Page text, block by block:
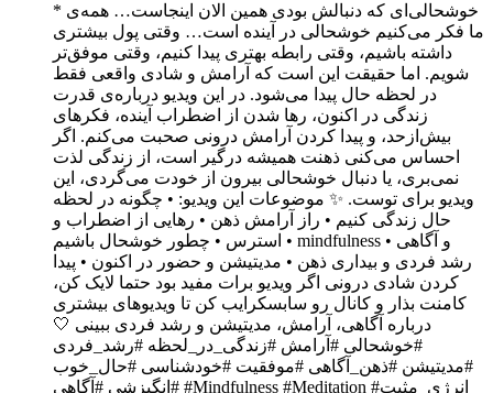
* خوشحالی‌ای که دنبالش بودی همین الان اینجاست… همه‌ی
ما فکر می‌کنیم خوشحالی در آینده است… وقتی پول بیشتری
داشته باشیم، وقتی رابطه بهتری پیدا کنیم، وقتی موفق‌تر
شویم. اما حقیقت این است که آرامش و شادی واقعی فقط
در لحظه حال پیدا می‌شود. در این ویدیو درباره‌ی قدرت
زندگی در اکنون، رها شدن از اضطراب آینده، فکرهای
بیش‌ازحد، و پیدا کردن آرامش درونی صحبت می‌کنم. اگر
احساس می‌کنی ذهنت همیشه درگیر است، از زندگی لذت
نمی‌بری، یا دنبال خوشحالی بیرون از خودت می‌گردی، این
ویدیو برای توست. ✨ موضوعات این ویدیو: • چگونه در لحظه
حال زندگی کنیم • راز آرامش ذهن • رهایی از اضطراب و
استرس • چطور خوشحال باشیم • mindfulness و آگاهی •
رشد فردی و بیداری ذهن • مدیتیشن و حضور در اکنون • پیدا
کردن شادی درونی اگر ویدیو برات مفید بود حتما لایک کن،
کامنت بذار و کانال رو سابسکرایب کن تا ویدیوهای بیشتری
درباره آگاهی، آرامش، مدیتیشن و رشد فردی ببینی 🤍
#خوشحالی #آرامش #زندگی_در_لحظه #رشد_فردی
#مدیتیشن #ذهن_آگاهی #موفقیت #خودشناسی #حال_خوب
#انگیزشی #آگاهی #Mindfulness #Meditation #انرژی_مثبت